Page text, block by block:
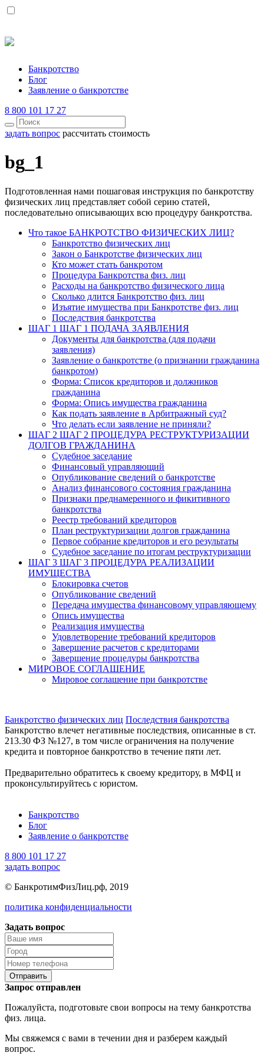
Банкротство
Блог
Заявление о банкротстве
8 800 101 17 27
задать вопрос рассчитать стоимость
bg_1
Подготовленная нами пошаговая инструкция по банкротству
физических лиц представляет собой серию статей,
последовательно описывающих всю процедуру банкротства.
Что такое БАНКРОТСТВО ФИЗИЧЕСКИХ ЛИЦ?
Банкротство физических лиц
Закон о Банкротстве физических лиц
Кто может стать банкротом
Процедура Банкротства физ. лиц
Расходы на банкротство физического лица
Сколько длится Банкротство физ. лиц
Изъятие имущества при Банкротстве физ. лиц
Последствия банкротства
ШАГ 1 ШАГ 1 ПОДАЧА ЗАЯВЛЕНИЯ
Документы для банкротства (для подачи
заявления)
Заявление о банкротстве (о признании гражданина
банкротом)
Форма: Список кредиторов и должников
гражданина
Форма: Опись имущества гражданина
Как подать заявление в Арбитражный суд?
Что делать если заявление не приняли?
ШАГ 2 ШАГ 2 ПРОЦЕДУРА РЕСТРУКТУРИЗАЦИИ
ДОЛГОВ ГРАЖДАНИНА
Судебное заседание
Финансовый управляющий
Опубликование сведений о банкротстве
Анализ финансового состояния гражданина
Признаки преднамеренного и фикитивного
банкротства
Реестр требований кредиторов
План реструктуризации долгов гражданина
Первое собрание кредиторов и его результаты
Судебное заседание по итогам реструктуризации
ШАГ 3 ШАГ 3 ПРОЦЕДУРА РЕАЛИЗАЦИИ
ИМУЩЕСТВА
Блокировка счетов
Опубликование сведений
Передача имущества финансовому управляющему
Опись имущества
Реализация имущества
Удовлетворение требований кредиторов
Завершение расчетов с кредиторами
Завершение процедуры банкротства
МИРОВОЕ СОГЛАШЕНИЕ
Мировое соглашение при банкротстве
Банкротство физических лиц Последствия банкротства
Банкротство влечет негативные последствия, описанные в ст.
213.30 ФЗ №127, в том числе ограничения на получение
кредита и повторное банкротство в течение пяти лет.
Предварительно обратитесь к своему кредитору, в МФЦ и
проконсультируйтесь с юристом.
Банкротство
Блог
Заявление о банкротстве
8 800 101 17 27
задать вопрос
© БанкротимФизЛиц.рф, 2019
политика конфиденциальности
Задать вопрос
Отправить
Запрос отправлен
Пожалуйста, подготовьте свои вопросы на тему банкротства
физ. лица.
Мы свяжемся с вами в течении дня и разберем каждый
вопрос.